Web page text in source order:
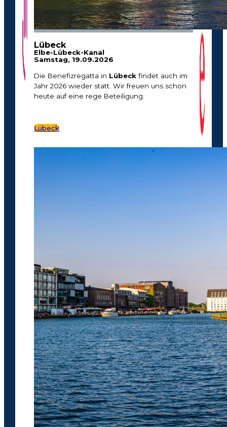
Lübeck
Elbe-Lübeck-Kanal
Samstag, 19.09.2026
Die Benefizregatta in Lübeck findet auch im
Jahr 2026 wieder statt. Wir freuen uns schon
heute auf eine rege Beteiligung.
Lübeck